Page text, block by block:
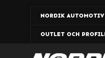
NORDIK
OUTLET OCH